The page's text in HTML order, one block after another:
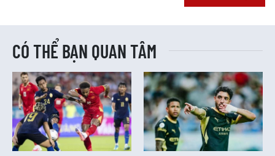
CÓ THỂ BẠN QUAN TÂM